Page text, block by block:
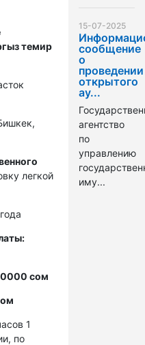
темир
легкой
сом
1
по
15-07-2025
сообщение
о
проведении
открытого
ау...
агентство
по
управлению
иму...